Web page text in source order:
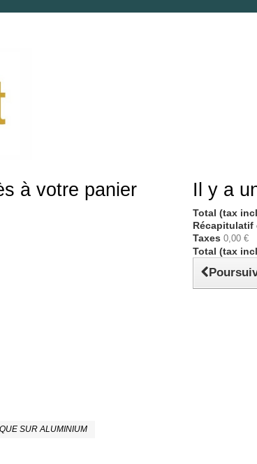
à votre panier Il y a
Total (tax
Récapitulatif
Taxes 0,00 €
Total (tax
SUR ALUMINIUM